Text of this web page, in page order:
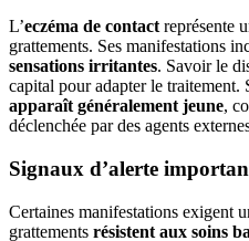
L’eczéma de contact représente
grattements. Ses manifestations
sensations irritantes. Savoir le
capital pour adapter le traitement.
apparaît généralement jeune,
déclenchée par des agents
Signaux d’alerte
Certaines manifestations exigent
grattements résistent aux soins